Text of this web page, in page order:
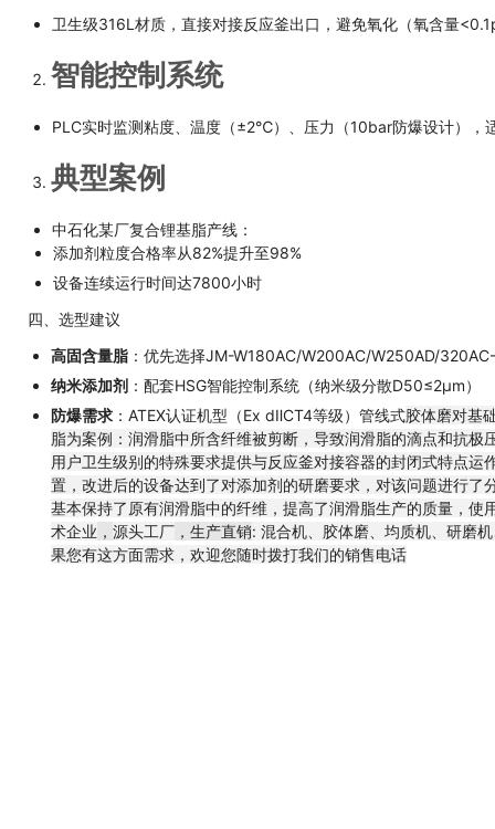
卫生级316L材质，直接对接反应釜出口，避免氧化（氧含量
智能控制系统
PLC实时监测粘度、温度（±2℃）、压力（10bar防爆设计），
典型案例
中石化某厂复合锂基脂产线：
添加剂粒度合格率从82%提升至98%
设备连续运行时间达7800小时
四、选型建议
高固含量脂：优先选择JM-W180AC/W200AC/W250AD/
纳米添加剂：配套HSG智能控制系统（纳米级分散D50≤2μm）
防爆需求：ATEX认证机型（Ex dⅡCT4等级）管线式胶体磨对基
脂为案例：润滑脂中所含纤维被剪断，导致润滑脂的滴点和抗
用户卫生级别的特殊要求提供与反应釜对接容器的封闭式特点
置，改进后的设备达到了对添加剂的研磨要求，对该问题进行了
基本保持了原有润滑脂中的纤维，提高了润滑脂生产的质量，
术企业 ， 源头工厂，生产直销: 混合机、胶体磨、均质机、研磨
果您有这方面需求，欢迎您随时拨打我们的销售电话